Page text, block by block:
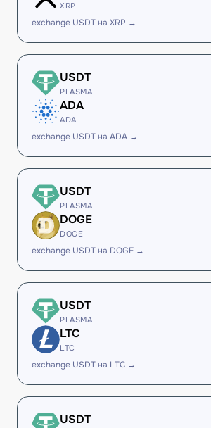
XRP
exchange USDT на XRP →
USDT
PLASMA
ADA
ADA
exchange USDT на ADA →
USDT
PLASMA
DOGE
DOGE
exchange USDT на DOGE →
USDT
PLASMA
LTC
LTC
exchange USDT на LTC →
USDT